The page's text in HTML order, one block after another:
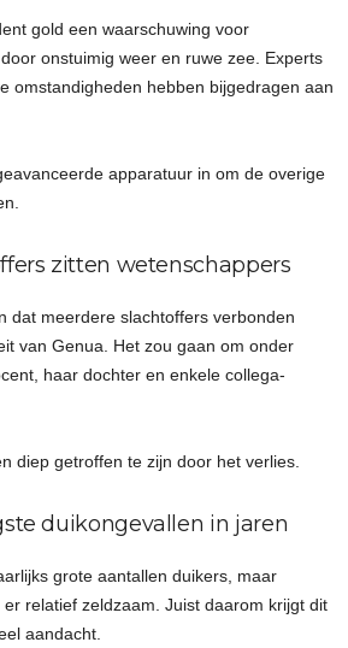
gold een waarschuwing voor
onstuimig weer en ruwe zee. Experts
omstandigheden hebben bijgedragen aan
apparatuur in om de overige
zitten wetenschappers
dat meerdere slachtoffers verbonden
van Genua. Het zou gaan om onder
haar dochter en enkele collega-
diep getroffen te zijn door het verlies.
duikongevallen in jaren
grote aantallen duikers, maar
relatief zeldzaam. Juist daarom krijgt dit
aandacht.